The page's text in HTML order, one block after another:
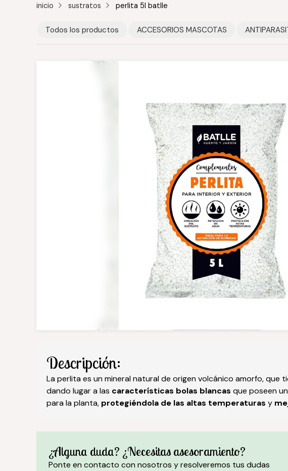
inicio sustratos perlita 5l batlle
Todos los productos ACCESORIOS MASCOTAS
Descripción:
La perlita es un mineral natural de origen volcánico amorfo, que
dando lugar a las características bolas blancas que poseen
para la planta, protegiéndola de las altas temperaturas y
¿Alguna duda? ¿Necesitas asesoramiento?
Ponte en contacto con nosotros y resolveremos tus dudas